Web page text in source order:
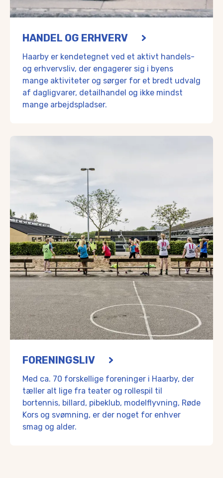
HANDEL OG ERHVERV
Haarby er kendetegnet ved et aktivt handels-
og erhvervsliv, der engagerer sig i byens
mange aktiviteter og sørger for et bredt udvalg
af dagligvarer, detailhandel og ikke mindst
mange arbejdspladser.
FORENINGSLIV
Med ca. 70 forskellige foreninger i Haarby, der
tæller alt lige fra teater og rollespil til
bortennis, billard, pibeklub, modelflyvning, Røde
Kors og svømning, er der noget for enhver
smag og alder.